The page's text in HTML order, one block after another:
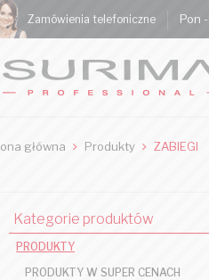
Zamówienia telefoniczne Pon
główna Produkty ZABIEGI
Kategorie produktów
PRODUKTY
PRODUKTY W SUPER CENACH